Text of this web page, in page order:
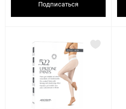
Подписаться